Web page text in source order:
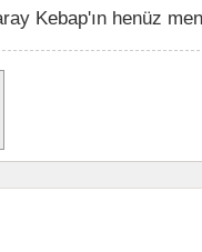
Kebap'ın henüz